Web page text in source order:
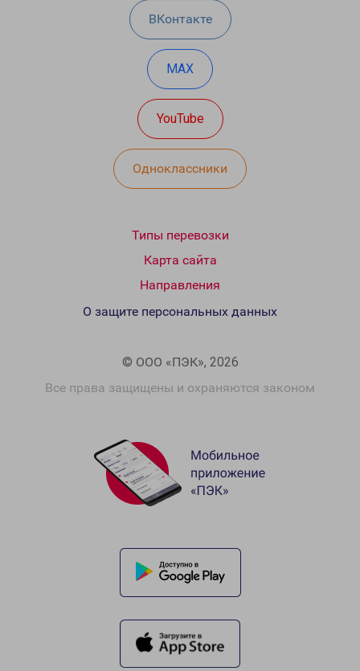
ВКонтакте
MAX
YouTube
Одноклассники
Типы перевозки
Карта сайта
Направления
© ООО «ПЭК», 2026
Все права защищены и охраняются законом
О защите персональных данных